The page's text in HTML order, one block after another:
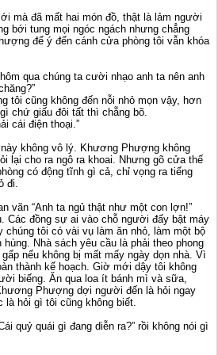
mà đã mất hai món đồ, thật là lảm người
bới tung mọi ngóc ngách nhưng chẳng
để ý đến cánh cửa phòng tôi vẫn khóa
qua chúng ta cười nhạo anh ta nên anh
tôi cũng không đến nỗi nhỏ mọn vậy, hơn
chứ giấu đôi tất thì chẵng bõ.
cái điện thoại.”
không vô lý. Khương Phượng không
lại cho ra ngô ra khoai. Nhưng gõ cửa thế
có động tĩnh gì cả, chỉ vọng ra tiếng
đi.
vãn “Anh ta ngủ thật như một con lợn!”
Các đồng sự ai vào chỗ người đấy bật máy
chúng tôi có vài vụ làm ăn nhỏ, làm một bộ
Nhà sách yêu cầu là phải theo phong
nếu không bị mất mấy ngày dọn nhà. Vì
thành kế hoạch. Giờ mới dậy tôi không
biếng. Ăn qua loa ít bánh mì và sữa,
Phượng dợi người đến là hỏi ngay
là hỏi gì tôi cũng không biết.
quỷ quái gì đang diễn ra?” rồi không nói gì